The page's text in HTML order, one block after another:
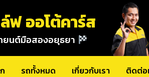
ฟ ออโต้คาร์ส
ยนต์มือสองอยุธยา
รถทั้งหมด เกี่ยวกับเรา ติดต่อ
เรื่องรถน่ารู้